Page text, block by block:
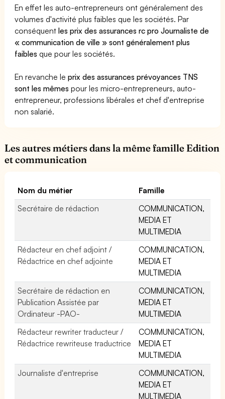
En effet les auto-entrepreneurs ont généralement des
volumes d'activité plus faibles que les sociétés. Par
conséquentles prix des assurances rc pro Journaliste de
« communication de ville » sont généralement plus
faibles que pour les sociétés.
En revanche leprix des assurances prévoyances TNS
sont les mêmes pour les micro-entrepreneurs, auto-
entrepreneur, professions libérales et chef d'entreprise
non salarié.
Les autres métiers dans la même famille Edition
et communication
Nom du métier
Famille
Secrétaire de rédaction
COMMUNICATION,
MEDIA ET
MULTIMEDIA
Rédacteur en chef adjoint /
Rédactrice en chef adjointe
COMMUNICATION,
MEDIA ET
MULTIMEDIA
Secrétaire de rédaction en
Publication Assistée par
Ordinateur -PAO-
COMMUNICATION,
MEDIA ET
MULTIMEDIA
Rédacteur rewriter traducteur /
Rédactrice rewriteuse traductrice
COMMUNICATION,
MEDIA ET
MULTIMEDIA
Journaliste d'entreprise
COMMUNICATION,
MEDIA ET
MULTIMEDIA